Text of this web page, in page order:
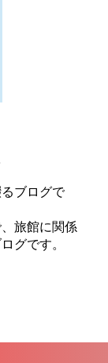
ブログで
旅館に関係
グです。